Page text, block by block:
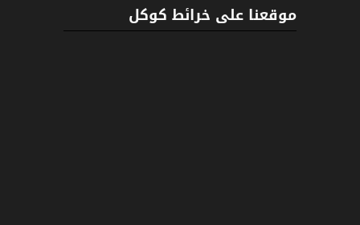
موقعنا على خرائط كوكل